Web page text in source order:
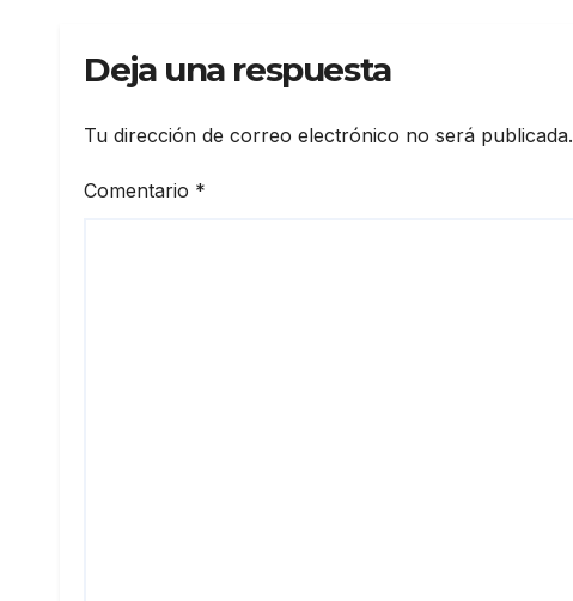
Deja una respuesta
Tu dirección de correo electrónico no será publicada.
Comentario *